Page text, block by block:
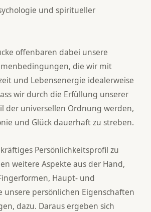
und spiritueller
offenbaren dabei unsere
die wir mit
und Lebensenergie idealerweise
wir durch die Erfüllung unserer
der universellen Ordnung werden,
und Glück dauerhaft zu streben.
Persönlichkeitsprofil zu
weitere Aspekte aus der Hand,
Haupt- und
unsere persönlichen Eigenschaften
dazu. Daraus ergeben sich